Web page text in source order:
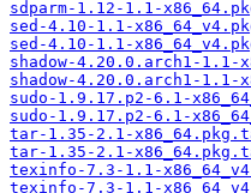
sdparm-1.12-1.1-
sed-4.10-1.1-
sed-4.10-1.1-
shadow-4.20.0.arch1-1.1-
shadow-4.20.0.arch1-
sudo-1.9.17.p2-6.1-
sudo-1.9.17.p2-6.1-
tar-1.35-2.1-
tar-1.35-2.1-
texinfo-7.3-1.1-
texinfo-7.3-1.1-